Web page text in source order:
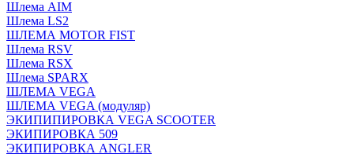
Шлема AIM
Шлема LS2
ШЛЕМА MOTOR FIST
Шлема RSV
Шлема RSX
Шлема SPARX
ШЛЕМА VEGA
ШЛЕМА VEGA (модуляр)
ЭКИПИПИРОВКА VEGA SCOOTER
ЭКИПИРОВКА 509
ЭКИПИРОВКА ANGLER